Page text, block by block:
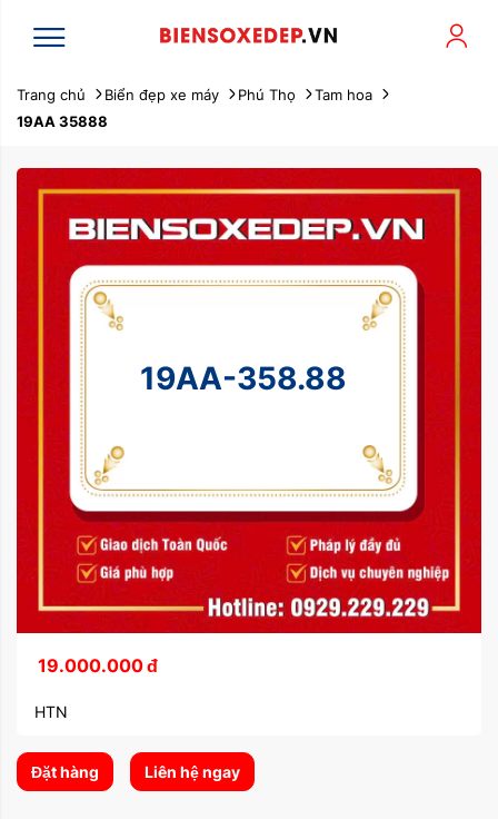
Trang chủ Biển đẹp xe máy Phú Thọ
Tam hoa
19AA 35888
19AA-358.88
19.000.000đ
HTN
Đặt hàng Liên hệ ngay